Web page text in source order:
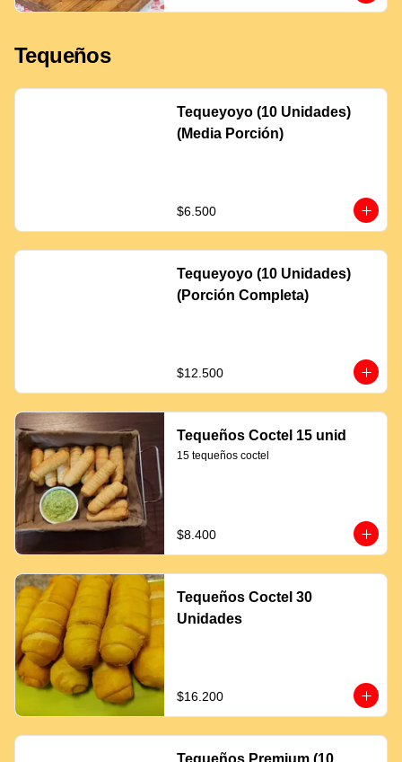
Tequeños
Tequeyoyo (10 Unidades)
(Media Porción)
$6.500
Tequeyoyo (10 Unidades)
(Porción Completa)
$12.500
Tequeños Coctel 15 unid
15 tequeños coctel
$8.400
Tequeños Coctel 30
Unidades
$16.200
Tequeños Premium (10